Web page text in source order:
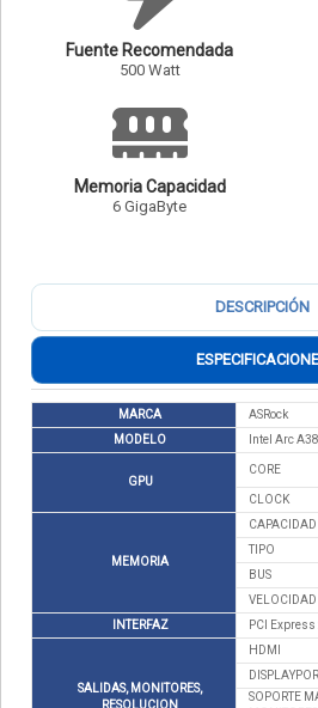
Fuente Recomendada
500 Watt
Memoria Capacidad
6 GigaByte
DESCRIPCIÓN
MARCA
ASRock
MODELO
Intel Arc
GPU
CORE
CLOCK
MEMORIA
CAPACIDAD
TIPO
BUS
VELOCIDAD
INTERFAZ
PCI
SALIDAS, MONITORES,
RESOLUCION
HDMI
SOPORTE